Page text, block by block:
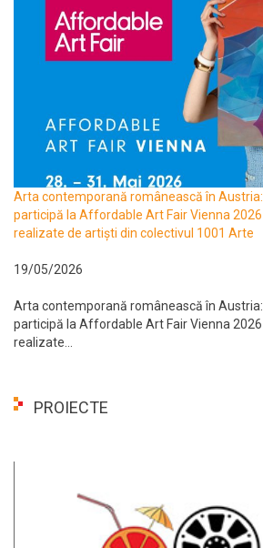
Arta contemporană românească în Austria:
participă la Affordable Art Fair Vienna
realizate de artiști din colectivul 1001 Arte
19/05/2026
Arta contemporană românească în Austria:
participă la Affordable Art Fair Vienna
realizate...
PROIECTE